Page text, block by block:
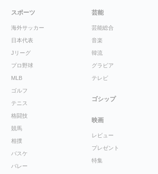
スポーツ
海外サッカー
日本代表
Jリーグ
プロ野球
MLB
ゴルフ
テニス
格闘技
競馬
相撲
バスケ
バレー
芸能
芸能総合
音楽
韓流
グラビア
テレビ
ゴシップ
映画
レビュー
プレゼント
特集